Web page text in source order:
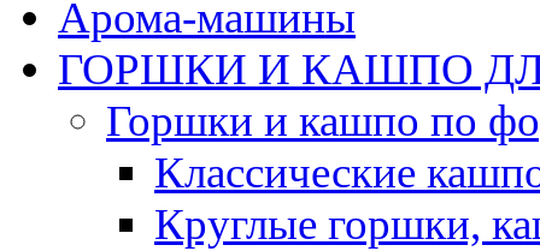
Арома-машины
ГОРШКИ И КАШПО
Горшки и кашпо по
Классические
Круглые горшки,